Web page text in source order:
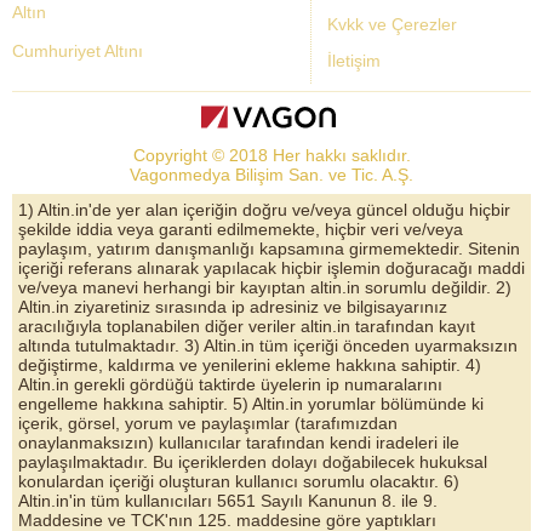
Kvkk ve Çerezler
İletişim
Altın
Cumhuriyet Altını
Dolar Kuru
Altın Yorumları
Döviz Kurları
Çeyrek Altın
Bitcoin
Euro/Dolar Parite
Sterlin
Döviz Arşivi
Copyright © 2018 Her hakkı saklıdır.
Vagonmedya Bilişim San. ve Tic. A.Ş.
1) Altin.in'de yer alan içeriğin doğru ve/veya güncel olduğu hiçbir
şekilde iddia veya garanti edilmemekte, hiçbir veri ve/veya
paylaşım, yatırım danışmanlığı kapsamına girmemektedir. Sitenin
içeriği referans alınarak yapılacak hiçbir işlemin doğuracağı maddi
ve/veya manevi herhangi bir kayıptan altin.in sorumlu değildir. 2)
Altin.in ziyaretiniz sırasında ip adresiniz ve bilgisayarınız
aracılığıyla toplanabilen diğer veriler altin.in tarafından kayıt
altında tutulmaktadır. 3) Altin.in tüm içeriği önceden uyarmaksızın
değiştirme, kaldırma ve yenilerini ekleme hakkına sahiptir. 4)
Altin.in gerekli gördüğü taktirde üyelerin ip numaralarını
engelleme hakkına sahiptir. 5) Altin.in yorumlar bölümünde ki
içerik, görsel, yorum ve paylaşımlar (tarafımızdan
onaylanmaksızın) kullanıcılar tarafından kendi iradeleri ile
paylaşılmaktadır. Bu içeriklerden dolayı doğabilecek hukuksal
konulardan içeriği oluşturan kullanıcı sorumlu olacaktır. 6)
Altin.in'in tüm kullanıcıları 5651 Sayılı Kanunun 8. ile 9.
Maddesine ve TCK'nın 125. maddesine göre yaptıkları